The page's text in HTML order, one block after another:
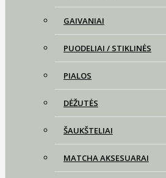
GAIVANIAI
PUODELIAI / STIKLINĖS
PIALOS
DĖŽUTĖS
ŠAUKŠTELIAI
MATCHA AKSESUARAI